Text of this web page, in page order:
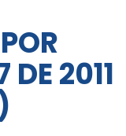
2011